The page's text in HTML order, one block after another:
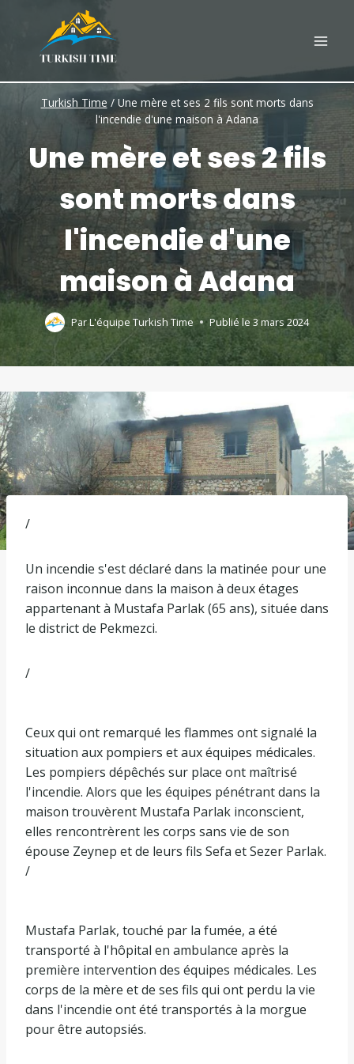
content
Turkish Time / Une mère et ses 2 fils sont morts dans
l'incendie d'une maison à Adana
Une mère et ses 2 fils
sont morts dans
l'incendie d'une
maison à Adana
ParL'équipe Turkish Time Publié le 3 mars 2024
/
Un incendie s'est déclaré dans la matinée pour une
raison inconnue dans la maison à deux étages
appartenant à Mustafa Parlak (65 ans), située dans
le district de Pekmezci.
/
Ceux qui ont remarqué les flammes ont signalé la
situation aux pompiers et aux équipes médicales.
Les pompiers dépêchés sur place ont maîtrisé
l'incendie. Alors que les équipes pénétrant dans la
maison trouvèrent Mustafa Parlak inconscient,
elles rencontrèrent les corps sans vie de son
épouse Zeynep et de leurs fils Sefa et Sezer Parlak.
/
Mustafa Parlak, touché par la fumée, a été
transporté à l'hôpital en ambulance après la
première intervention des équipes médicales. Les
corps de la mère et de ses fils qui ont perdu la vie
dans l'incendie ont été transportés à la morgue
pour être autopsiés.